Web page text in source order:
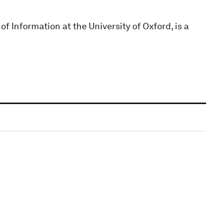
Information at the University of Oxford, is a